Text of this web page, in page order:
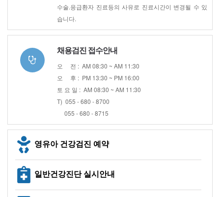
수술.응급환자 진료등의 사유로 진료시간이 변경될 수 있
습니다.
채용검진 접수안내
오 전 : AM 08:30 ~ AM 11:30
오 후 : PM 13:30 ~ PM 16:00
토 요 일 : AM 08:30 ~ AM 11:30
T) 055 - 680 - 8700
055 - 680 - 8715
영유아 건강검진 예약
일반건강진단 실시안내